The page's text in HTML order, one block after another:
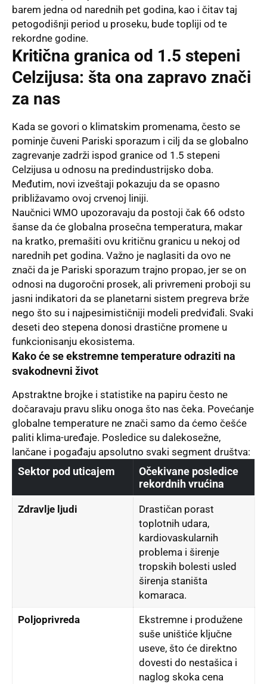
barem jedna od narednih pet godina, kao i čitav taj
petogodišnji period u proseku, bude topliji od te
rekordne godine.
Kritična granica od 1.5 stepeni
Celzijusa: šta ona zapravo znači
za nas
Kada se govori o klimatskim promenama, često se
pominje čuveni Pariski sporazum i cilj da se globalno
zagrevanje zadrži ispod granice od 1.5 stepeni
Celzijusa u odnosu na predindustrijsko doba.
Međutim, novi izveštaji pokazuju da se opasno
približavamo ovoj crvenoj liniji.
Naučnici WMO upozoravaju da postoji čak 66 odsto
šanse da će globalna prosečna temperatura, makar
na kratko, premašiti ovu kritičnu granicu u nekoj od
narednih pet godina. Važno je naglasiti da ovo ne
znači da je Pariski sporazum trajno propao, jer se on
odnosi na dugoročni prosek, ali privremeni proboji su
jasni indikatori da se planetarni sistem pregreva brže
nego što su i najpesimističniji modeli predviđali. Svaki
deseti deo stepena donosi drastične promene u
funkcionisanju ekosistema.
Kako će se ekstremne temperature odraziti na
svakodnevni život
Apstraktne brojke i statistike na papiru često ne
dočaravaju pravu sliku onoga što nas čeka. Povećanje
globalne temperature ne znači samo da ćemo češće
paliti klima-uređaje. Posledice su dalekosežne,
lančane i pogađaju apsolutno svaki segment društva:
Sektor pod uticajem
Očekivane posledice
rekordnih vrućina
Zdravlje ljudi
Drastičan porast
toplotnih udara,
kardiovaskularnih
problema i širenje
tropskih bolesti usled
širenja staništa
komaraca.
Poljoprivreda
Ekstremne i produžene
suše uništiće ključne
useve, što će direktno
dovesti do nestašica i
naglog skoka cena